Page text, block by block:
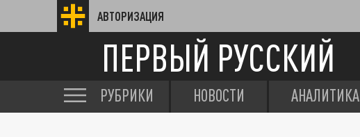
АВТОРИЗАЦИЯ
ПЕРВЫЙ РУССКИЙ
РУБРИКИ НОВОСТИ АНАЛИТИКА